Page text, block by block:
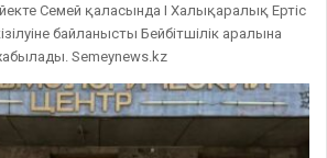
Семей қаласында І Халықаралық Ертіс
байланысты Бейбітшілік аралына
жабылады. Semeynews.kz